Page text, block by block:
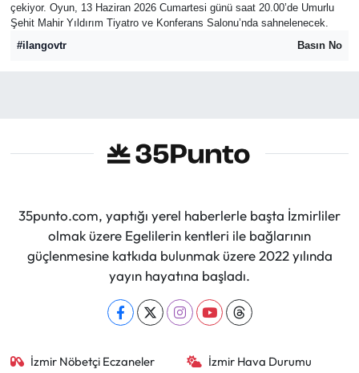
çekiyor. Oyun, 13 Haziran 2026 Cumartesi günü saat 20.00’de Umurlu
Şehit Mahir Yıldırım Tiyatro ve Konferans Salonu’nda sahnelenecek.
#ilangovtr
Basın No
35punto.com, yaptığı yerel haberlerle başta İzmirliler
olmak üzere Egelilerin kentleri ile bağlarının
güçlenmesine katkıda bulunmak üzere 2022 yılında
yayın hayatına başladı.
İzmir Nöbetçi Eczaneler İzmir Hava Durumu